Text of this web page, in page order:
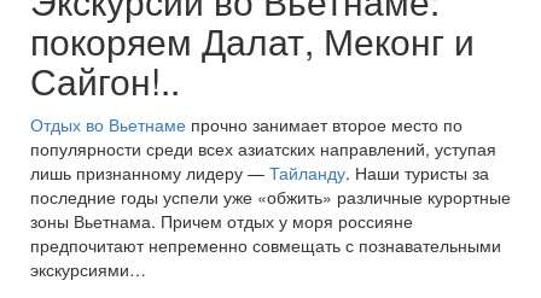
покоряем Далат, Меконг и
Сайгон!..
Отдых во Вьетнаме прочно занимает второе место по
популярности среди всех азиатских направлений, уступая
лишь признанному лидеру — Тайланду. Наши туристы за
последние годы успели уже «обжить» различные курортные
зоны Вьетнама. Причем отдых у моря россияне
предпочитают непременно совмещать с познавательными
экскурсиями…